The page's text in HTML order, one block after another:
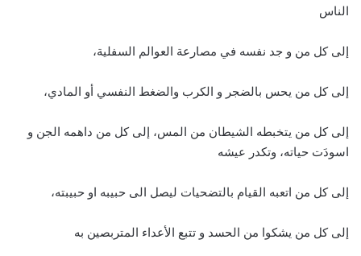
الناس
إلى كل من و جد نفسه في مصارعة العوالم السفلية،
إلى كل من يحس بالضجر و الكرب والضغط النفسي أو المادي،
إلى كل من يتخبطه الشيطان من المس، إلى كل من داهمه الجن و
اسودَت حياته، وتكدر عيشه
إلى كل من اتعبه القيام بالتضحيات ليصل الى حبيبه او حبيبته،
إلى كل من يشكوا من الحسد و تتبع الأعداء المتربصين به